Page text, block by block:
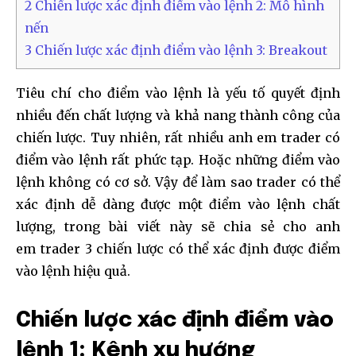
2 Chiến lược xác định điểm vào lệnh 2: Mô hình
nến
3 Chiến lược xác định điểm vào lệnh 3: Breakout
Tiêu chí cho điểm vào lệnh là yếu tố quyết định
nhiều đến chất lượng và khả nang thành công của
chiến lược. Tuy nhiên, rất nhiều anh em trader có
điểm vào lệnh rất phức tạp. Hoặc những điểm vào
lệnh không có cơ sở. Vậy để làm sao trader có thể
xác định dễ dàng được một điểm vào lệnh chất
lượng, trong bài viết này sẽ chia sẻ cho anh
em trader 3 chiến lược có thể xác định được điểm
vào lệnh hiệu quả.
Chiến lược xác định điểm vào
lệnh 1: Kênh xu hướng